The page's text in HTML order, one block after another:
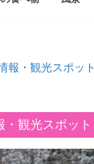
報・観光スポット
観光スポット